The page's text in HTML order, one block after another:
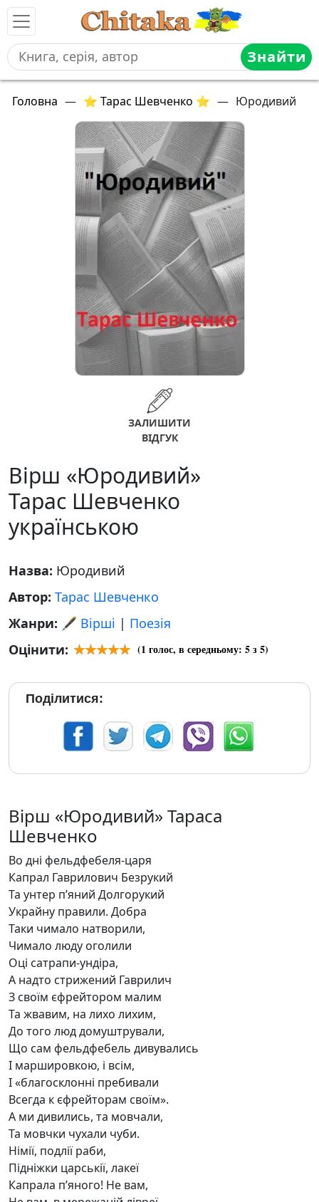
Знайти
Головна — ⭐ Тарас Шевченко ⭐ — Юродивий
ЗАЛИШИТИ
ВІДГУК
Вірш «Юродивий»
Тарас Шевченко
українською
Назва: Юродивий
Автор: Тарас Шевченко
Жанри: 🖋️ Вірші | Поезія
Оцінити:
(1 голос, в середньому: 5з 5)
Поділитися:
Вірш «Юродивий» Тараса
Шевченко
Во дні фельдфебеля-царя
Капрал Гаврилович Безрукий
Та унтер п’яний Долгорукий
Украйну правили. Добра
Таки чимало натворили,
Чимало люду оголили
Оці сатрапи-ундіра,
А надто стрижений Гаврилич
З своїм єфрейтором малим
Та жвавим, на лихо лихим,
До того люд домуштрували,
Що сам фельдфебель дивувались
І маршировкою, і всім,
І «благосклонні пребивали
Всегда к єфрейторам своїм».
А ми дивились, та мовчали,
Та мовчки чухали чуби.
Німії, подлії раби,
Підніжки царськії, лакеї
Капрала п’яного! Не вам,